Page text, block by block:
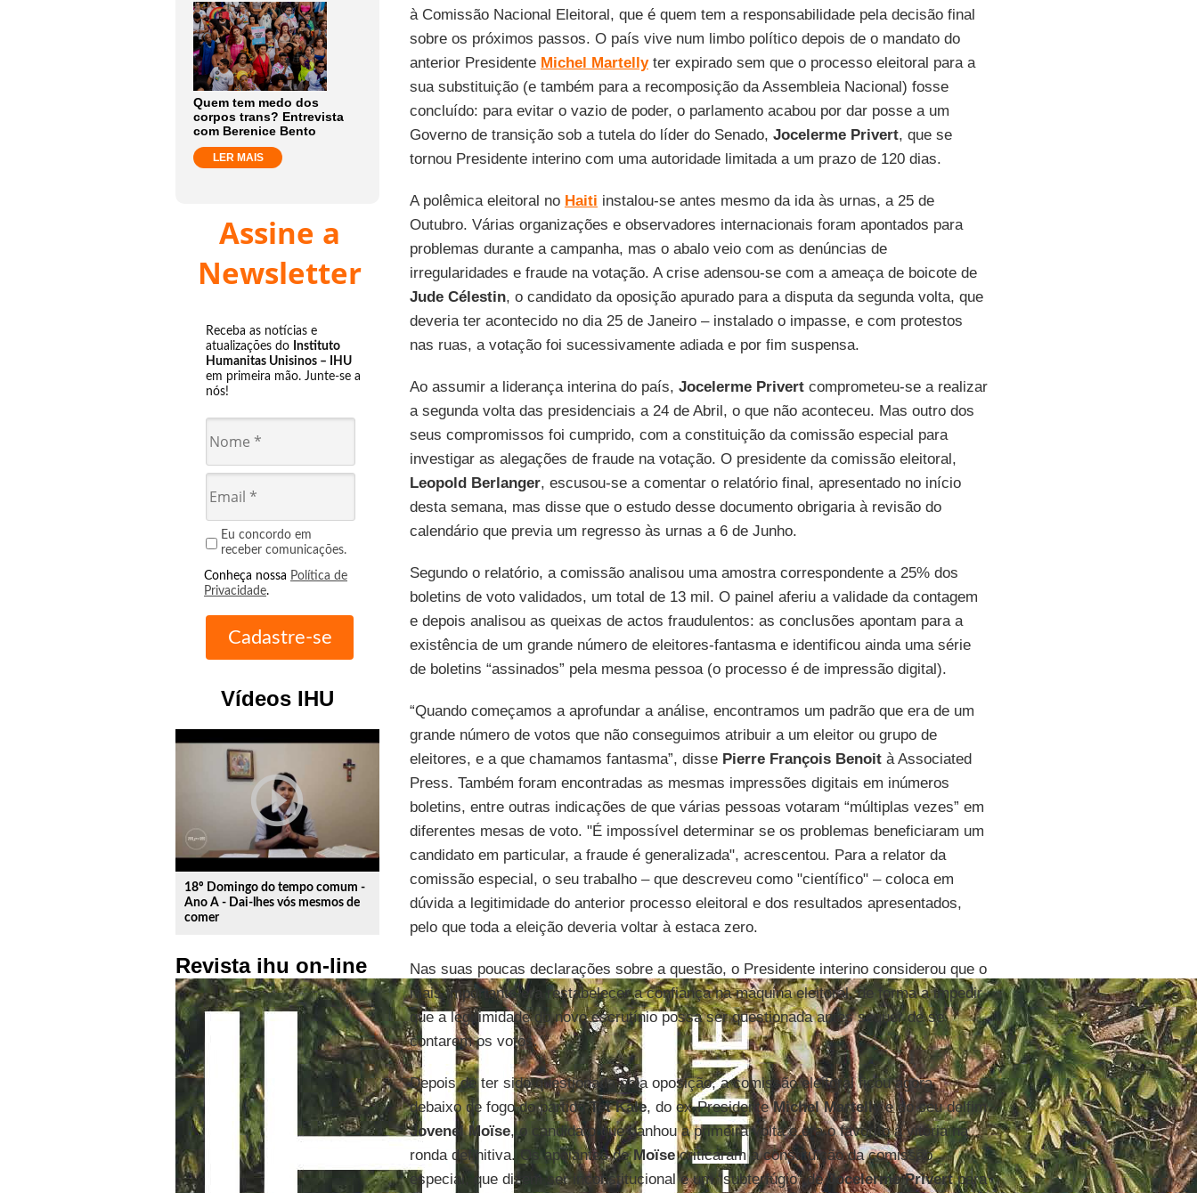
Quem tem medo dos
corpos trans? Entrevista
com Berenice Bento
LER MAIS
Assine a
Newsletter
Receba as notícias e
atualizações do Instituto
Humanitas Unisinos – IHU
em primeira mão. Junte-se a
nós!
Eu concordo em
receber comunicações.
Conheça nossa Política de
Privacidade.
Vídeos IHU
play_circle_outline
18º Domingo do tempo comum -
Ano A - Dai-lhes vós mesmos de
comer
Revista ihu on-line
à Comissão Nacional Eleitoral, que é quem tem a responsabilidade pela decisão final
sobre os próximos passos. O país vive num limbo político depois de o mandato do
anterior Presidente Michel Martellyter expirado sem que o processo eleitoral para a
sua substituição (e também para a recomposição da Assembleia Nacional) fosse
concluído: para evitar o vazio de poder, o parlamento acabou por dar posse a um
Governo de transição sob a tutela do líder do Senado, Jocelerme Privert, que se
tornou Presidente interino com uma autoridade limitada a um prazo de 120 dias.
A polêmica eleitoral no Haiti instalou-se antes mesmo da ida às urnas, a 25 de
Outubro. Várias organizações e observadores internacionais foram apontados para
problemas durante a campanha, mas o abalo veio com as denúncias de
irregularidades e fraude na votação. A crise adensou-se com a ameaça de boicote de
Jude Célestin, o candidato da oposição apurado para a disputa da segunda volta, que
deveria ter acontecido no dia 25 de Janeiro – instalado o impasse, e com protestos
nas ruas, a votação foi sucessivamente adiada e por fim suspensa.
Ao assumir a liderança interina do país, Jocelerme Privertcomprometeu-se a realizar
a segunda volta das presidenciais a 24 de Abril, o que não aconteceu. Mas outro dos
seus compromissos foi cumprido, com a constituição da comissão especial para
investigar as alegações de fraude na votação. O presidente da comissão eleitoral,
Leopold Berlanger, escusou-se a comentar o relatório final, apresentado no início
desta semana, mas disse que o estudo desse documento obrigaria à revisão do
calendário que previa um regresso às urnas a 6 de Junho.
Segundo o relatório, a comissão analisou uma amostra correspondente a 25% dos
boletins de voto validados, um total de 13 mil. O painel aferiu a validade da contagem
e depois analisou as queixas de actos fraudulentos: as conclusões apontam para a
existência de um grande número de eleitores-fantasma e identificou ainda uma série
de boletins “assinados” pela mesma pessoa (o processo é de impressão digital).
“Quando começamos a aprofundar a análise, encontramos um padrão que era de um
grande número de votos que não conseguimos atribuir a um eleitor ou grupo de
eleitores, e a que chamamos fantasma”, disse Pierre François Benoità Associated
Press. Também foram encontradas as mesmas impressões digitais em inúmeros
boletins, entre outras indicações de que várias pessoas votaram “múltiplas vezes” em
diferentes mesas de voto. "É impossível determinar se os problemas beneficiaram um
candidato em particular, a fraude é generalizada", acrescentou. Para a relator da
comissão especial, o seu trabalho – que descreveu como "científico" – coloca em
dúvida a legitimidade do anterior processo eleitoral e dos resultados apresentados,
pelo que toda a eleição deveria voltar à estaca zero.
Nas suas poucas declarações sobre a questão, o Presidente interino considerou que o
mais importante era restabelecer a confiança na máquina eleitoral, de forma a impedir
que a legitimidade do novo escrutínio possa ser questionada antes sequer de se
contarem os votos.
Depois de ter sido questionada pela oposição, a comissão eleitoral ficou agora
debaixo de fogo do partidoTet Kale, do ex-PresidenteMichel Martelly e do seu delfim
Jovenel Moïse, o candidato que ganhou a primeira volta e era o favorito à vitória na
ronda definitiva. Os apoiantes deMoïsecriticaram a constituição da comissão
especial, que dizem ser inconstitucional e um “subterfúgio” deJocelerme Privertpara